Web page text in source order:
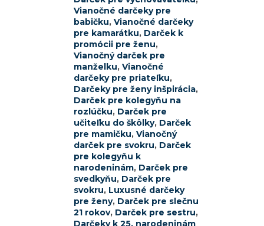
Vianočné darčeky pre
babičku, Vianočné darčeky
pre kamarátku, Darček k
promócii pre ženu,
Vianočný darček pre
manželku, Vianočné
darčeky pre priateľku,
Darčeky pre ženy inšpirácia,
Darček pre kolegyňu na
rozlúčku, Darček pre
učiteľku do škôlky, Darček
pre mamičku, Vianočný
darček pre svokru, Darček
pre kolegyňu k
narodeninám, Darček pre
svedkyňu, Darček pre
svokru, Luxusné darčeky
pre ženy, Darček pre slečnu
21 rokov, Darček pre sestru,